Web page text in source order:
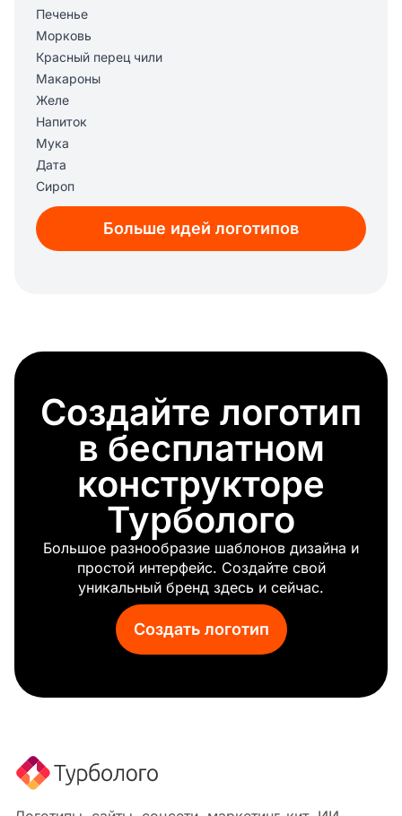
Печенье
Морковь
Красный перец чили
Макароны
Желе
Напиток
Мука
Дата
Сироп
Мята
Мартини
Зерно
Нож и вилка
Жареный цыпленок
Продуктовая корзина
Лаванда
Гриб
Мохито
Кондитерские изделия
Красный бык
Соус
Клубника
Тако
Больше идей логотипов
Создайте логотип
в бесплатном
конструкторе
Турболого
Большое разнообразие шаблонов дизайна и
простой интерфейс. Создайте свой
уникальный бренд здесь и сейчас.
Создать логотип